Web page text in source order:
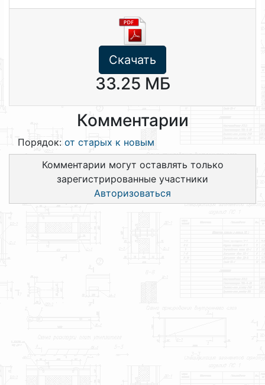
Скачать
33.25 МБ
Комментарии
Порядок: от старых к новым
Комментарии могут оставлять только
зарегистрированные участники
Авторизоваться